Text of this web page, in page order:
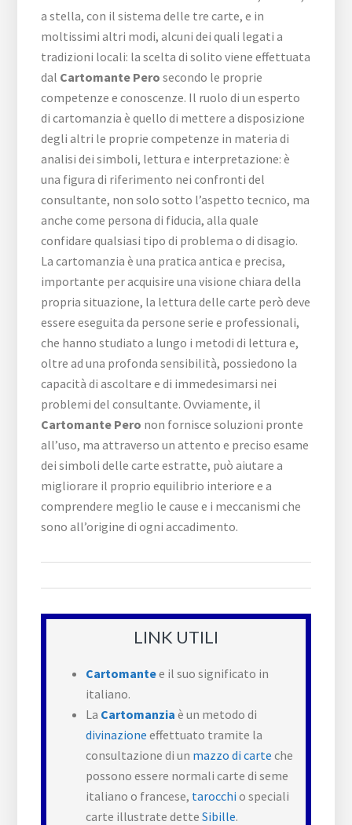
a stella, con il sistema delle tre carte, e in
moltissimi altri modi, alcuni dei quali legati a
tradizioni locali: la scelta di solito viene effettuata
dal Cartomante Pero secondo le proprie
competenze e conoscenze. Il ruolo di un esperto
di cartomanzia è quello di mettere a disposizione
degli altri le proprie competenze in materia di
analisi dei simboli, lettura e interpretazione: è
una figura di riferimento nei confronti del
consultante, non solo sotto l’aspetto tecnico, ma
anche come persona di fiducia, alla quale
confidare qualsiasi tipo di problema o di disagio.
La cartomanzia è una pratica antica e precisa,
importante per acquisire una visione chiara della
propria situazione, la lettura delle carte però deve
essere eseguita da persone serie e professionali,
che hanno studiato a lungo i metodi di lettura e,
oltre ad una profonda sensibilità, possiedono la
capacità di ascoltare e di immedesimarsi nei
problemi del consultante. Ovviamente, il
Cartomante Pero non fornisce soluzioni pronte
all’uso, ma attraverso un attento e preciso esame
dei simboli delle carte estratte, può aiutare a
migliorare il proprio equilibrio interiore e a
comprendere meglio le cause e i meccanismi che
sono all’origine di ogni accadimento.
LINK UTILI
Cartomantee il suo significato in
italiano.
La Cartomanzia è un metodo di
divinazione effettuato tramite la
consultazione di un mazzo di carte che
possono essere normali carte di seme
italiano o francese, tarocchi o speciali
carte illustrate detteSibille.